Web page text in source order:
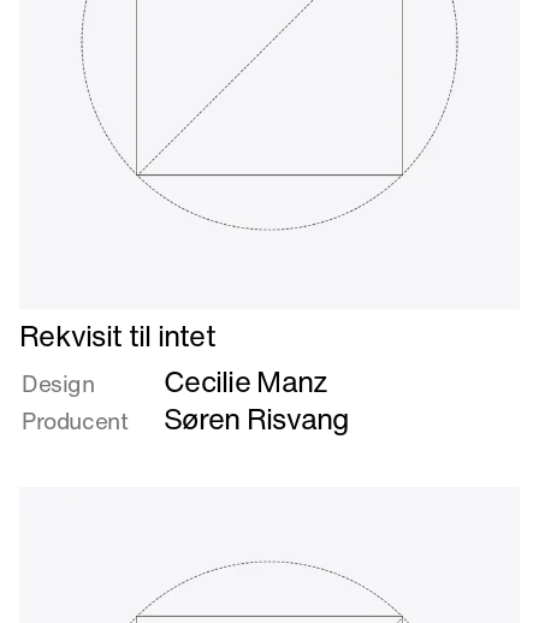
Læs
mere
om
Rekvisit
til
Rekvisit til intet
Design Cecilie Manz
Producent Søren Risvang